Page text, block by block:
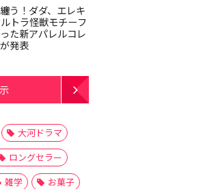
う！ダダ、エレキ
トラ怪獣モチーフ
た新アパレルコレ
発表
大河ドラマ
ロングセラー
雑学
お菓子